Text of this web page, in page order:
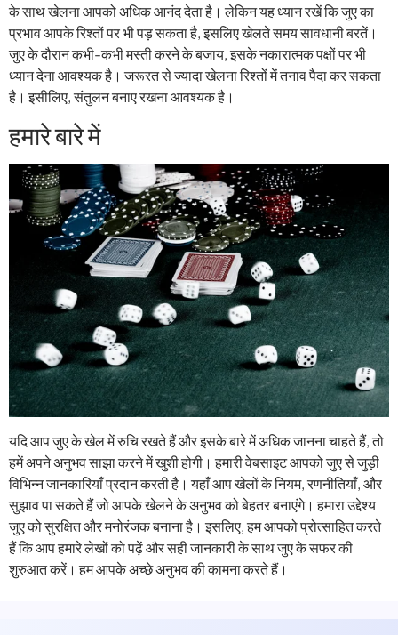
के साथ खेलना आपको अधिक आनंद देता है। लेकिन यह ध्यान रखें कि जुए का
प्रभाव आपके रिश्तों पर भी पड़ सकता है, इसलिए खेलते समय सावधानी बरतें।
जुए के दौरान कभी-कभी मस्ती करने के बजाय, इसके नकारात्मक पक्षों पर भी
ध्यान देना आवश्यक है। जरूरत से ज्यादा खेलना रिश्तों में तनाव पैदा कर सकता
है। इसीलिए, संतुलन बनाए रखना आवश्यक है।
हमारे बारे में
यदि आप जुए के खेल में रुचि रखते हैं और इसके बारे में अधिक जानना चाहते हैं, तो
हमें अपने अनुभव साझा करने में खुशी होगी। हमारी वेबसाइट आपको जुए से जुड़ी
विभिन्न जानकारियाँ प्रदान करती है। यहाँ आप खेलों के नियम, रणनीतियाँ, और
सुझाव पा सकते हैं जो आपके खेलने के अनुभव को बेहतर बनाएंगे। हमारा उद्देश्य
जुए को सुरक्षित और मनोरंजक बनाना है। इसलिए, हम आपको प्रोत्साहित करते
हैं कि आप हमारे लेखों को पढ़ें और सही जानकारी के साथ जुए के सफर की
शुरुआत करें। हम आपके अच्छे अनुभव की कामना करते हैं।